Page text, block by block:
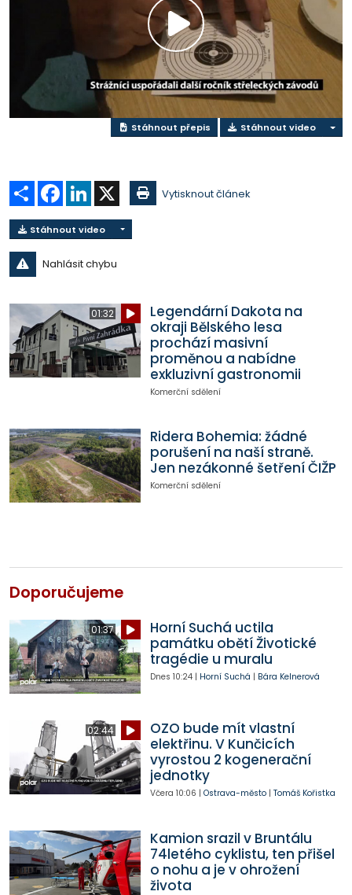
Přehrát
video
Stáhnout přepis Stáhnout video
Sdílet Facebook
LinkedIn Vytisknout článek
Stáhnout video
Nahlásit chybu
01:32
Legendární Dakota na
okraji Bělského lesa
prochází masivní
proměnou a nabídne
exkluzivní gastronomii
Komerční sdělení
Ridera Bohemia: žádné
porušení na naší straně.
Jen nezákonné šetření ČIŽP
Komerční sdělení
Doporučujeme
01:37
Horní Suchá uctila
památku obětí Životické
tragédie u muralu
Dnes 10:24| Horní Suchá | Bára Kelnerová
02:44
OZO bude mít vlastní
elektřinu. V Kunčicích
vyrostou 2 kogenerační
jednotky
Včera 10:06 | Ostrava-město| Tomáš Kořistka
Kamion srazil v Bruntálu
74letého cyklistu, ten přišel
o nohu a je v ohrožení
života